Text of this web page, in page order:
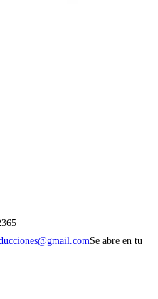
Se abre en tu